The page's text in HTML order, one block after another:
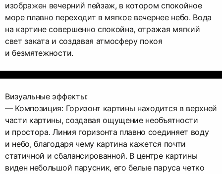
изображен вечерний пейзаж, в котором спокойное
море плавно переходит в мягкое вечернее небо. Вода
на картине совершенно спокойна, отражая мягкий
свет заката и создавая атмосферу покоя
и безмятежности.
Визуальные эффекты:
— Композиция: Горизонт картины находится в верхней
части картины, создавая ощущение необъятности
и простора. Линия горизонта плавно соединяет воду
и небо, благодаря чему картина кажется почти
статичной и сбалансированной. В центре картины
виден небольшой парусник, его белые паруса четко